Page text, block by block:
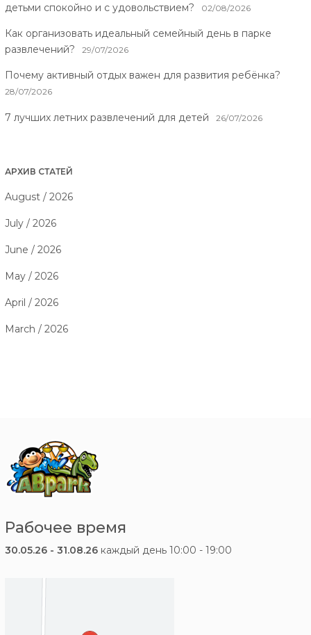
детьми спокойно и с удовольствием?
02/08/2026
Как организовать идеальный семейный день в парке
развлечений?
29/07/2026
Почему активный отдых важен для развития ребёнка?
28/07/2026
7 лучших летних развлечений для детей 26/07/2026
АРХИВ СТАТЕЙ
August / 2026
July / 2026
June / 2026
May / 2026
April / 2026
March / 2026
Рабочее время
30.05.26 - 31.08.26 каждый день 10:00 - 19:00